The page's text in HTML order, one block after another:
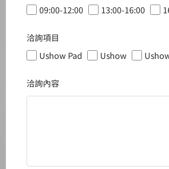
09:00-12:00
13:00-16:00
洽詢項目
Ushow Pad
Ushow
洽詢內容